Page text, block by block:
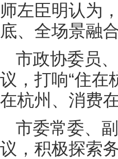
师左臣明认为
底、全场景融
市政协委员
议，打响“住在
在杭州、消费
市委常委、
议，积极探索